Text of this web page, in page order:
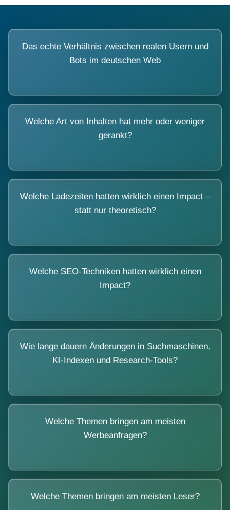
Das echte Verhältnis zwischen realen Usern und
Bots im deutschen Web
Welche Art von Inhalten hat mehr oder weniger
gerankt?
Welche Ladezeiten hatten wirklich einen Impact –
statt nur theoretisch?
Welche SEO-Techniken hatten wirklich einen
Impact?
Wie lange dauern Änderungen in Suchmaschinen,
KI-Indexen und Research-Tools?
Welche Themen bringen am meisten
Werbeanfragen?
Welche Themen bringen am meisten Leser?